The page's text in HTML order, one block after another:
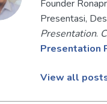
Founder
Presentasi,
Presentation.
Presentation
View all